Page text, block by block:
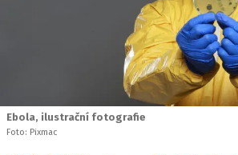
Ebola, ilustrační fotografie
Foto: Pixmac